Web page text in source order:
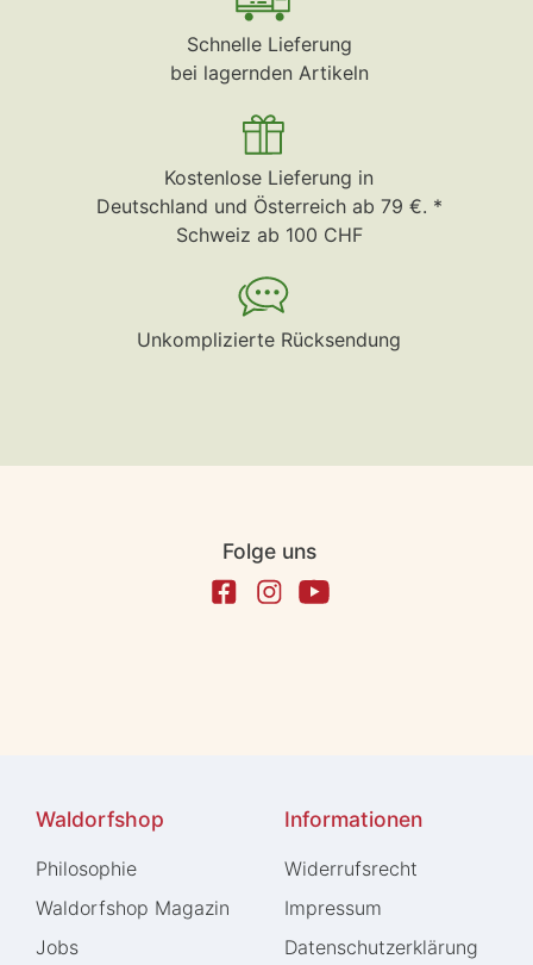
Schnelle Lieferung
bei lagernden Artikeln
Kostenlose Lieferung in
Deutschland und Österreich ab 79 €. *
Schweiz ab 100 CHF
Unkomplizierte Rücksendung
Folge uns
Waldorfshop
Philosophie
Waldorfshop Magazin
Jobs
Informationen
Widerrufs­recht
Impressum
Daten­schutz­erklärung